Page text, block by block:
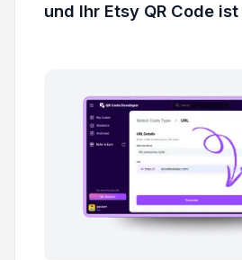
und Ihr Etsy QR Code